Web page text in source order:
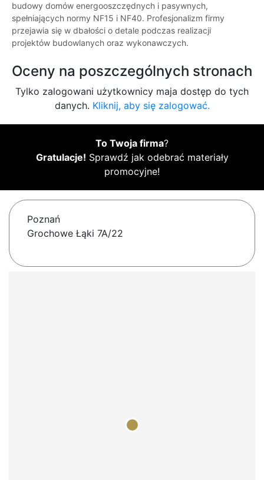
budowy domów energooszczędnych i pasywnych,
spełniających normy NF15 i NF40. Profesjonalizm firmy
przejawia się w dbałości o detale podczas realizacji
projektów budowlanych oraz wykonawczych.
Oceny na poszczególnych stronach
Tylko zalogowani użytkownicy maja dostęp do tych
danych. Kliknij, aby się zalogować.
To Twoja firma?
Gratulacje! Sprawdź jak odebrać materiały
promocyjne!
Poznań
Grochowe Łąki 7A/22